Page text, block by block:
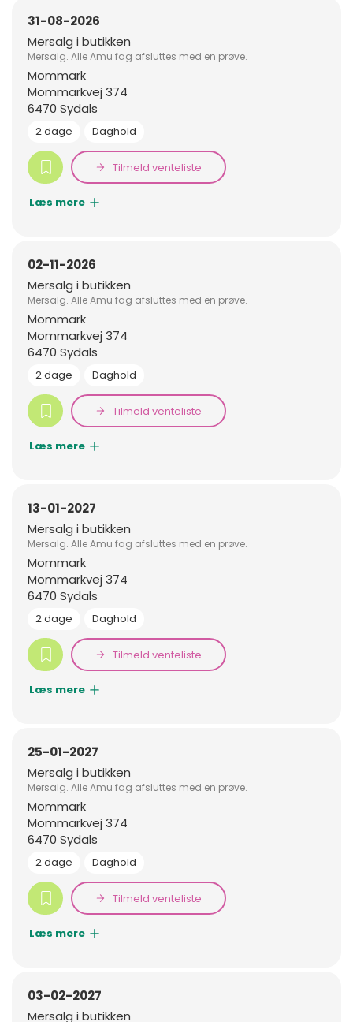
31-08-2026
Mersalg i butikken
Mersalg. Alle Amu fag afsluttes med en prøve.
Mommark
Mommarkvej 374
6470 Sydals
2 dage Daghold
Tilmeld venteliste
Læs mere
02-11-2026
Mersalg i butikken
Mersalg. Alle Amu fag afsluttes med en prøve.
Mommark
Mommarkvej 374
6470 Sydals
2 dage Daghold
Tilmeld venteliste
Læs mere
13-01-2027
Mersalg i butikken
Mersalg. Alle Amu fag afsluttes med en prøve.
Mommark
Mommarkvej 374
6470 Sydals
2 dage Daghold
Tilmeld venteliste
Læs mere
25-01-2027
Mersalg i butikken
Mersalg. Alle Amu fag afsluttes med en prøve.
Mommark
Mommarkvej 374
6470 Sydals
2 dage Daghold
Tilmeld venteliste
Læs mere
03-02-2027
Mersalg i butikken